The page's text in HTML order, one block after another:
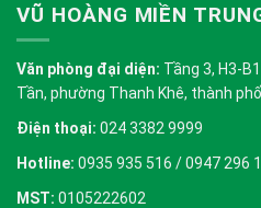
VŨ HOÀNG MIỀN
Văn phòng đại diện: Tầng 3, H3-
Tần, phường Thanh Khê, thành
Điện thoại: 024 3382 9999
Hotline: 0935 935 516 / 0947 296
MST: 0105222602